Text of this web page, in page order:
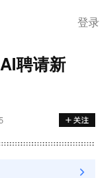
登录
聘请新